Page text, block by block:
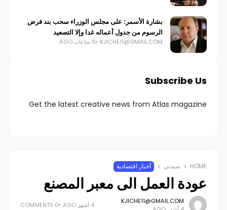
بشارة الأسمر: على مجلس الوزراء سحب بند فرض
الرسوم من جدول أعماله غدا وإلا التصعيد
KJICHE11@GMAIL.COM 6 ساعات AGO
Subscribe Us
Get the latest creative news from Atlas magazine
HOME سيدتي أخبار اقتصادية
عودة العمل الى معبر المصنع
KJICHE11@GMAIL.COM
4 أشهر AGO 0 COMMENTS